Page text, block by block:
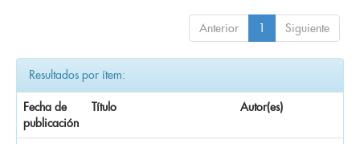
Anterior 1 Siguiente
Resultados por ítem:
Fecha de
publicación
Título Autor(es)